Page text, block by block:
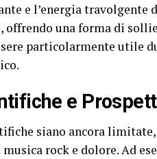
e l’energia travolgente
offrendo una forma di
particolarmente utile
e
siano ancora
rock e dolore. Ad